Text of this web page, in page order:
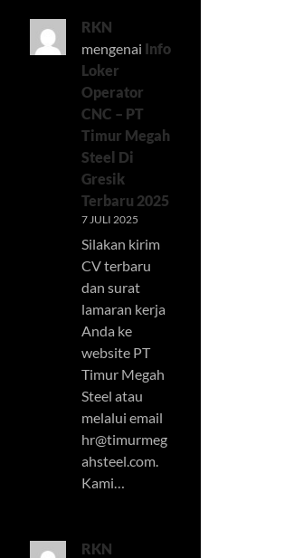
RKN
mengenai Info
Loker
Operator
CNC – PT
Timur Megah
Steel Di
Gresik
Terbaru 2025
7 JULI 2025
Silakan kirim
CV terbaru
dan surat
lamaran kerja
Anda ke
website PT
Timur Megah
Steel atau
melalui email
hr@timurmeg
ahsteel.com
Kami…
RKN